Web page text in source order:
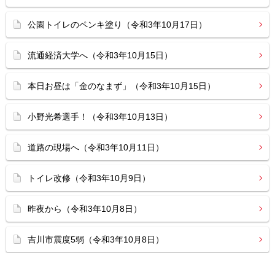
公園トイレのペンキ塗り（令和3年10月17日）
流通経済大学へ（令和3年10月15日）
本日お昼は「金のなまず」（令和3年10月15日）
小野光希選手！（令和3年10月13日）
道路の現場へ（令和3年10月11日）
トイレ改修（令和3年10月9日）
昨夜から（令和3年10月8日）
吉川市震度5弱（令和3年10月8日）